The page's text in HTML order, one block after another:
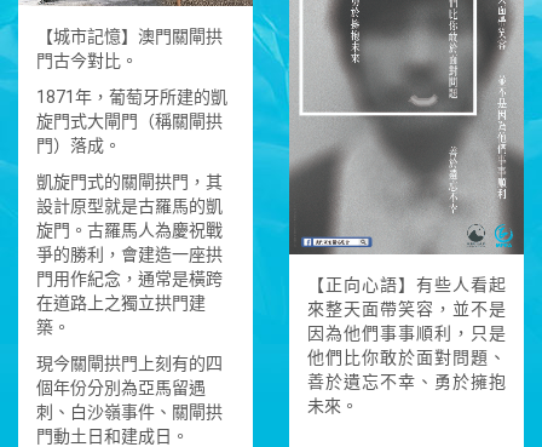
【城市記憶】澳門關閘拱
門古今對比。
1871年，葡萄牙所建的凱
旋門式大閘門（稱關閘拱
門）落成。
凱旋門式的關閘拱門，其
設計原型就是古羅馬的凱
旋門。古羅馬人為慶祝戰
爭的勝利，會建造一座拱
門用作紀念，通常是橫跨
在道路上之獨立拱門建
築。
現今關閘拱門上刻有的四
個年份分別為亞馬留遇
刺、白沙嶺事件、關閘拱
門動土日和建成日。
【正向心語】有些人看起
來整天面帶笑容，並不是
因為他們事事順利，只是
他們比你敢於面對問題、
善於遺忘不幸、勇於擁抱
未來。